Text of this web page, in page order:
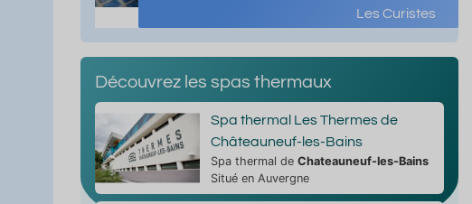
Les Curistes
Découvrez les spas thermaux
Spa thermal Les Thermes de
Châteauneuf-les-Bains
Spa thermal de Chateauneuf-les-Bains
Situé en Auvergne